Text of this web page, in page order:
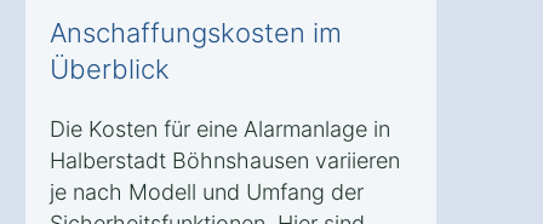
Anschaffungskosten im
Überblick
Die Kosten für eine Alarmanlage in
Halberstadt Böhnshausen variieren
je nach Modell und Umfang der